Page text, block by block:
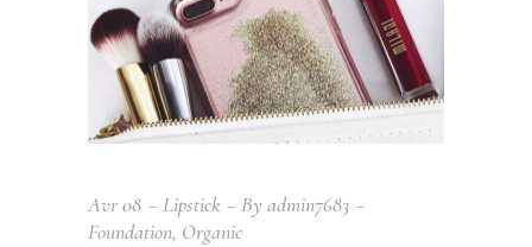
Avr08 Lipstick Byadmin7683
Foundation, Organic